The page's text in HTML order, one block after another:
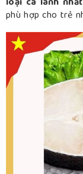
phù hợp cho trẻ